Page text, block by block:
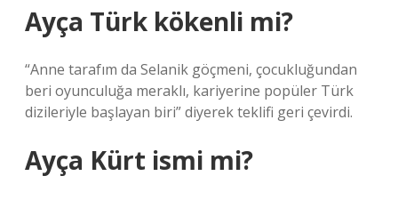
Ayça Türk kökenli mi?
“Anne tarafım da Selanik göçmeni, çocukluğundan
beri oyunculuğa meraklı, kariyerine popüler Türk
dizileriyle başlayan biri” diyerek teklifi geri çevirdi.
Ayça Kürt ismi mi?